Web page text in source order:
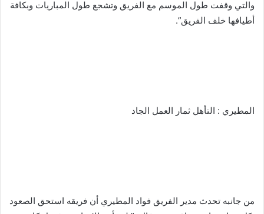
والتي وقفت طول الموسم مع الفريق وتشجع طول المباريات وبكافة
أطيافها خلف الفريق”.
المطيري : التأهل ثمار العمل الجاد
من جانبه تحدث ‏‎مدير الفريق فواد المطيري أن فريقه استحق الصعود